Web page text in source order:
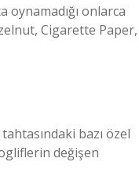
oynamadığı onlarca
Cigarette Paper,
bazı özel
değişen